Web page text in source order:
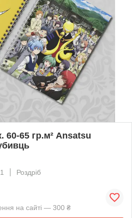
60-65 гр.м² Ansatsu
Роздріб
на сайті — 300 ₴